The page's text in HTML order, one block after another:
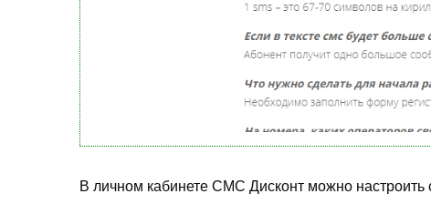
В личном кабинете СМС Дисконт можно